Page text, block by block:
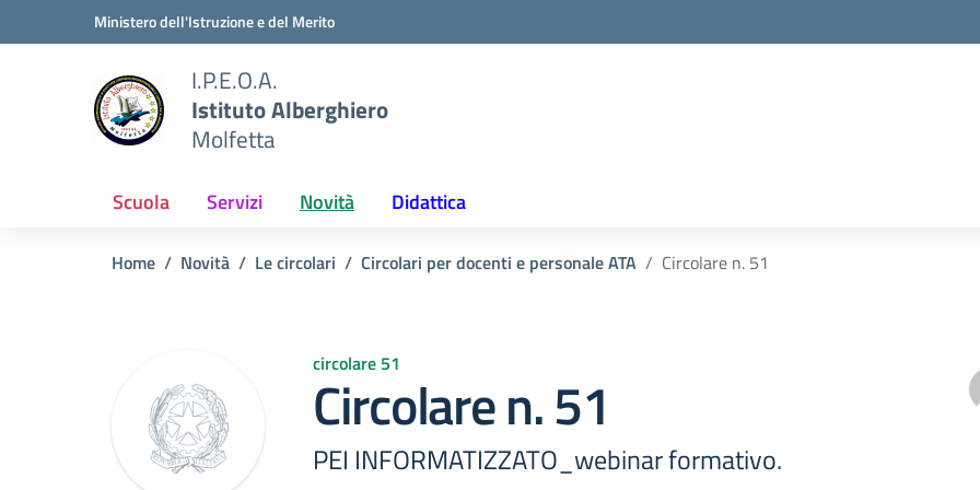
Vai ai contenuti
Vai al menu di navigazioneMinistero dell'Istruzione e del Merito
I.P.E.O.A.
Istituto Alberghiero
Molfetta
Scuola Servizi Novità Didattica
Home Novità Le circolari Circolari per docenti e personale ATA Circolare n. 51
circolare 51
Circolare n. 51
PEI INFORMATIZZATO_webinar formativo.